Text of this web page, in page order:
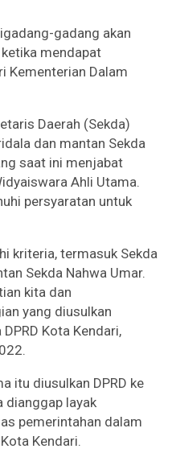
gadang akan
mendapat
Kementerian Dalam
Daerah (Sekda)
dan mantan Sekda
saat ini menjabat
Ahli Utama.
persyaratan untuk
kriteria, termasuk Sekda
Sekda Nahwa Umar.
kita dan
yang diusulkan
Kota Kendari,
itu diusulkan DPRD ke
dianggap layak
pemerintahan dalam
Kendari.